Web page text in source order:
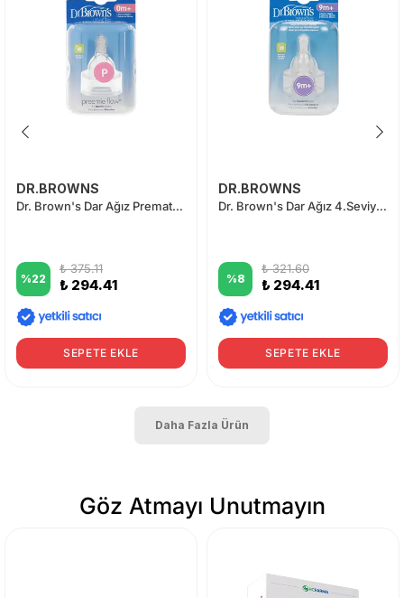
DR.BROWNS
Dr. Brown's Dar Ağız Prematüre Silikon Biberon Emziği 2'li
%22
₺ 375.11
₺ 294.41
SEPETE EKLE
DR.BROWNS
Dr. Brown's Dar Ağız 4.Seviye 9+ Silikon Biberon Emziği 2'li
%8
₺ 321.60
₺ 294.41
SEPETE EKLE
Daha Fazla Ürün
Göz Atmayı Unutmayın